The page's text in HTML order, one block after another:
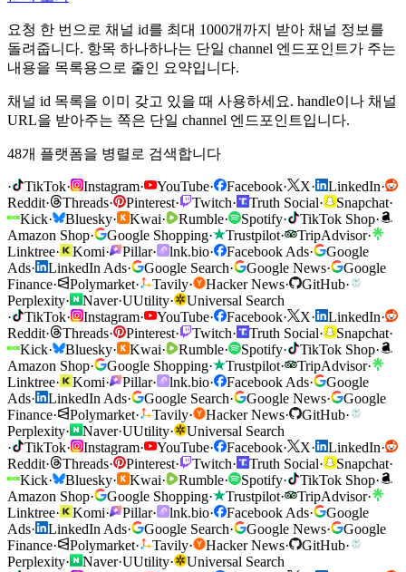
요청 한 번으로 채널 id를 최대 1000개까지 받아 채널 정보를
돌려줍니다. 항목 하나하나는 단일 channel 엔드포인트가 주는
내용을 목록용으로 줄인 요약입니다.
채널 id 목록을 이미 갖고 있을 때 사용하세요. handle이나 채널
URL을 받아주는 쪽은 단일 channel 엔드포인트입니다.
48개 플랫폼을 병렬로 검색합니다
· TikTok· Instagram· YouTube· Facebook· X· LinkedIn·
Reddit· Threads· Pinterest· Twitch· Truth Social· Snapchat·
Kick· Bluesky· Kwai· Rumble· Spotify· TikTok Shop·
Amazon Shop· Google Shopping· Trustpilot· TripAdvisor·
Linktree· Komi· Pillar· lnk.bio· Facebook Ads·
Google
Ads· LinkedIn Ads· Google Search· Google News·
Google
Finance· Polymarket· Tavily· Hacker News· GitHub·
Perplexity· Naver·UUtility·
Universal Search
·
TikTok· Instagram· YouTube· Facebook· X· LinkedIn·
Reddit· Threads· Pinterest· Twitch· Truth Social· Snapchat·
Kick· Bluesky· Kwai· Rumble· Spotify· TikTok Shop·
Amazon Shop· Google Shopping· Trustpilot· TripAdvisor·
Linktree· Komi· Pillar· lnk.bio· Facebook Ads·
Google
Ads· LinkedIn Ads· Google Search· Google News·
Google
Finance· Polymarket· Tavily· Hacker News· GitHub·
Perplexity· Naver·UUtility·
Universal Search
·
TikTok· Instagram· YouTube· Facebook· X· LinkedIn·
Reddit· Threads· Pinterest· Twitch· Truth Social· Snapchat·
Kick· Bluesky· Kwai· Rumble· Spotify· TikTok Shop·
Amazon Shop· Google Shopping· Trustpilot· TripAdvisor·
Linktree· Komi· Pillar· lnk.bio· Facebook Ads·
Google
Ads· LinkedIn Ads· Google Search· Google News·
Google
Finance· Polymarket· Tavily· Hacker News· GitHub·
Perplexity· Naver·UUtility·
Universal Search